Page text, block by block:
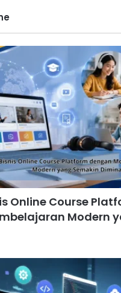
Online Course
Modern